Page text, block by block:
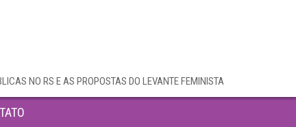
NO RS E AS PROPOSTAS DO LEVANTE FEMINISTA